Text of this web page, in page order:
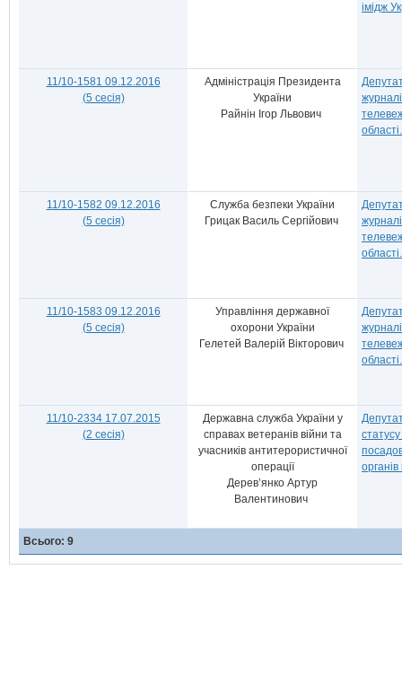
імідж
11/10-1581 09.12.2016
(5 сесія)
Адміністрація Президента
України
Райнін Ігор Львович
області.
11/10-1582 09.12.2016
(5 сесія)
Служба безпеки України
Грицак Василь Сергійович
області.
11/10-1583 09.12.2016
(5 сесія)
Управління державної
охорони України
Гелетей Валерій Вікторович
області.
11/10-2334 17.07.2015
(2 сесія)
Державна служба України у
справах ветеранів війни та
учасників антитерористичної
операції
Дерев’янко Артур
Валентинович
Всього: 9